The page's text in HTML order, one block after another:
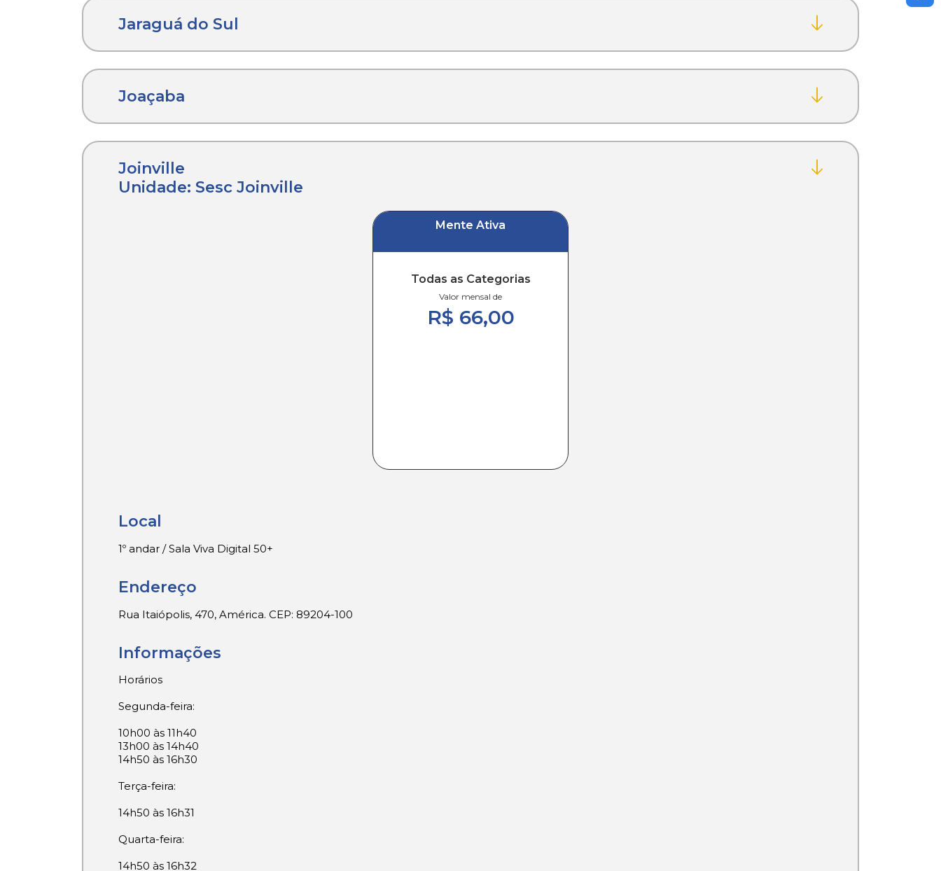
Jaraguá do Sul
Joaçaba
Joinville
Unidade: Sesc Joinville
Mente Ativa
Todas as Categorias
Valor mensal de
R$ 66,00
Local
1º andar / Sala Viva Digital 50+
Endereço
Rua Itaiópolis, 470, América. CEP: 89204-100
Informações
Horários
Segunda-feira:
10h00 às 11h40
13h00 às 14h40
14h50 às 16h30
Terça-feira:
14h50 às 16h31
Quarta-feira:
14h50 às 16h32